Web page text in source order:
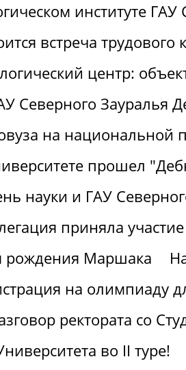
институте
встреча трудового
центр:
Северного Зауралья
на национальной
прошел
науки и ГАУ
приняла
рождения Маршака
на олимпиаду
ректората со
во II туре!